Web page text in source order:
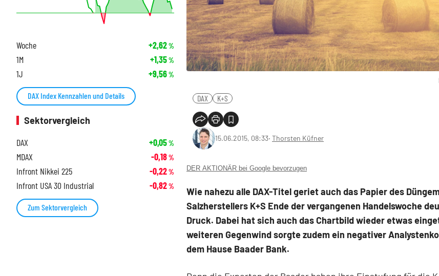
DAX K+S
15.06.2015, 08:33‧ Thorsten Küfner
DER AKTIONÄR bei Google bevorzugen
Wie nahezu alle DAX-Titel geriet auch das Papier des
Salzherstellers K+S Ende der vergangenen Handelswoche
Druck. Dabei hat sich auch das Chartbild wieder etwas
weiteren Gegenwind sorgte zudem ein negativer
dem Hause Baader Bank.
Woche +2,62%
1M +1,35%
1J +9,56%
DAX Index Kennzahlen und Details
Sektorvergleich
DAX
+0,05%
MDAX -0,18%
Infront Nikkei 225 -0,22%
Infront USA 30 Industrial -0,82%
Zum Sektorvergleich